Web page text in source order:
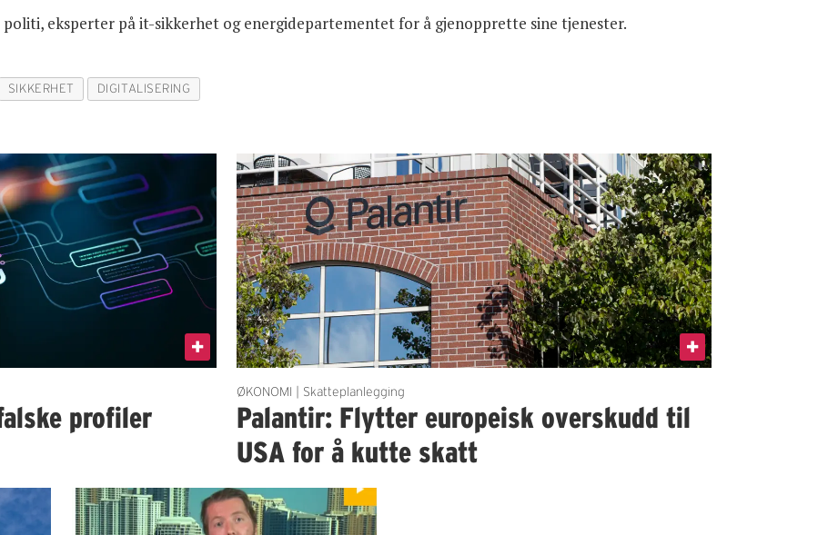
eksperter på it-sikkerhet og energidepartementet for å gjenopprette sine tjenester.
SIKKERHET DIGITALISERING
profiler
ØKONOMI | Skatteplanlegging
Palantir: Flytter europeisk overskudd til
USA for å kutte skatt